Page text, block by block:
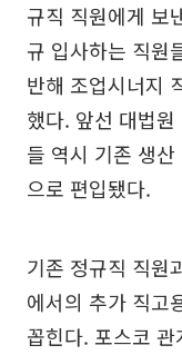
규직 직원에게 보
규 입사하는 직원
반해 조업시너지
했다. 앞선 대법
들 역시 기존 생
으로 편입됐다.
기존 정규직 직원
에서의 추가 직고
꼽힌다. 포스코